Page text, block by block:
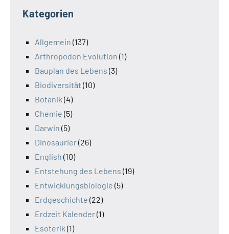
Kategorien
Allgemein (137)
Arthropoden Evolution (1)
Bauplan des Lebens (3)
Biodiversität (10)
Botanik (4)
Chemie (5)
Darwin (5)
Dinosaurier(26)
English (10)
Entstehung des Lebens (19)
Entwicklungsbiologie (5)
Erdgeschichte (22)
Erdzeit Kalender(1)
Esoterik (1)